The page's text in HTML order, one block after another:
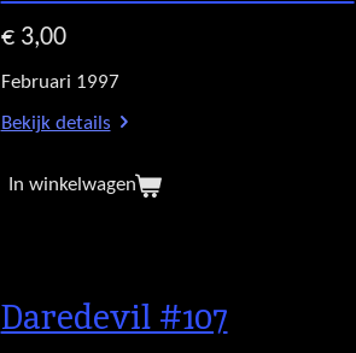
€ 3,00
Februari 1997
Bekijk details
In winkelwagen
Daredevil #107